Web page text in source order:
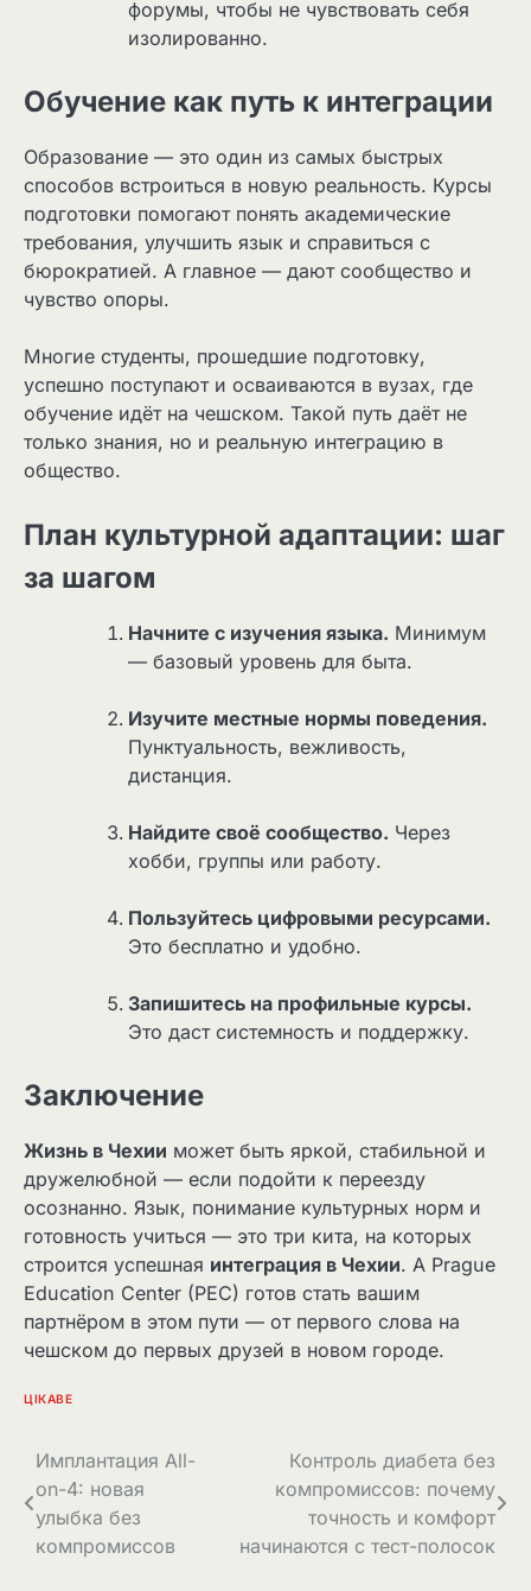
форумы, чтобы не чувствовать себя
изолированно.
Обучение как путь к интеграции
Образование — это один из самых быстрых
способов встроиться в новую реальность. Курсы
подготовки помогают понять академические
требования, улучшить язык и справиться с
бюрократией. А главное — дают сообщество и
чувство опоры.
Многие студенты, прошедшие подготовку,
успешно поступают и осваиваются в вузах, где
обучение идёт на чешском. Такой путь даёт не
только знания, но и реальную интеграцию в
общество.
План культурной адаптации: шаг
за шагом
Начните с изучения языка. Минимум
— базовый уровень для быта.
Изучите местные нормы поведения.
Пунктуальность, вежливость,
дистанция.
Найдите своё сообщество. Через
хобби, группы или работу.
Пользуйтесь цифровыми ресурсами.
Это бесплатно и удобно.
Запишитесь на профильные курсы.
Это даст системность и поддержку.
Заключение
Жизнь в Чехии может быть яркой, стабильной и
дружелюбной — если подойти к переезду
осознанно. Язык, понимание культурных норм и
готовность учиться — это три кита, на которых
строится успешная интеграция в Чехии. А Prague
Education Center (PEC) готов стать вашим
партнёром в этом пути — от первого слова на
чешском до первых друзей в новом городе.
ЦІКАВЕ
Навігація
записів
Имплантация All-
on-4: новая
улыбка без
компромиссов
Контроль диабета без
компромиссов: почему
точность и комфорт
начинаются с тест-полосок